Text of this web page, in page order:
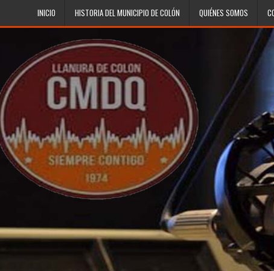
INICIO HISTORIA DEL MUNICIPIO DE COLÓN QUIÉNES SOMOS